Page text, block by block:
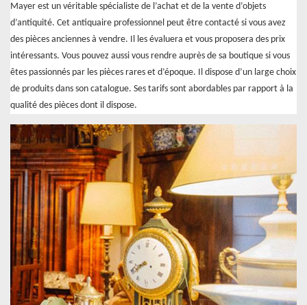
Mayer est un véritable spécialiste de l’achat et de la vente d’objets
d’antiquité. Cet antiquaire professionnel peut être contacté si vous avez
des pièces anciennes à vendre. Il les évaluera et vous proposera des prix
intéressants. Vous pouvez aussi vous rendre auprès de sa boutique si vous
êtes passionnés par les pièces rares et d’époque. Il dispose d’un large choix
de produits dans son catalogue. Ses tarifs sont abordables par rapport à la
qualité des pièces dont il dispose.